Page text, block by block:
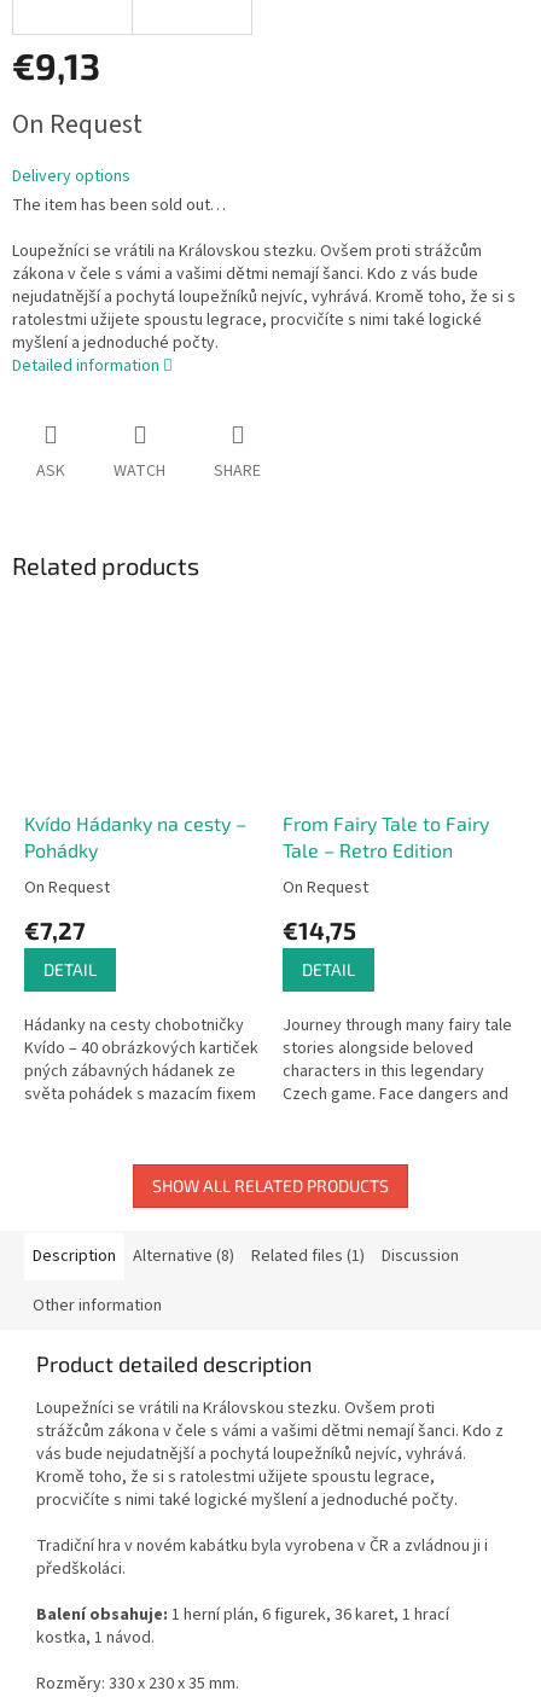
€9,13
price:
On Request
Delivery options
The item has been sold out…
Loupežníci se vrátili na Královskou stezku. Ovšem proti strážcům
zákona v čele s vámi a vašimi dětmi nemají šanci. Kdo z vás bude
nejudatnější a pochytá loupežníků nejvíc, vyhrává. Kromě toho, že si s
ratolestmi užijete spoustu legrace, procvičíte s nimi také logické
myšlení a jednoduché počty.
Detailed information
ASK WATCH SHARE
Related products
Kvído Hádanky na cesty –
Pohádky
On Request
€7,27
DETAIL
Hádanky na cesty chobotničky
Kvído – 40 obrázkových kartiček
pných zábavných hádanek ze
světa pohádek s mazacím fixem
From Fairy Tale to Fairy
Tale – Retro Edition
On Request
€14,75
DETAIL
Journey through many fairy tale
stories alongside beloved
characters in this legendary
Czech game. Face dangers and
SHOW ALL RELATED PRODUCTS
Description Alternative (8) Related files (1) Discussion
Other information
Product detailed description
Loupežníci se vrátili na Královskou stezku. Ovšem proti
strážcům zákona v čele s vámi a vašimi dětmi nemají šanci. Kdo z
vás bude nejudatnější a pochytá loupežníků nejvíc, vyhrává.
Kromě toho, že si s ratolestmi užijete spoustu legrace,
procvičíte s nimi také logické myšlení a jednoduché počty.
Tradiční hra v novém kabátku byla vyrobena v ČR a zvládnou ji i
předškoláci.
Balení obsahuje: 1 herní plán, 6 figurek, 36 karet, 1 hrací
kostka, 1 návod.
Rozměry: 330 x 230 x 35 mm.